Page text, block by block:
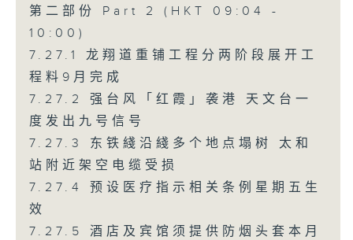
第二部份 Part 2 (HKT 09:04 -
10:00)
7.27.1 龙翔道重铺工程分两阶段展开工
程料9月完成
7.27.2 强台风「红霞」袭港 天文台一
度发出九号信号
7.27.3 东铁綫沿綫多个地点塌树 太和
站附近架空电缆受损
7.27.4 预设医疗指示相关条例星期五生
效
7.27.5 酒店及宾馆须提供防烟头套本月